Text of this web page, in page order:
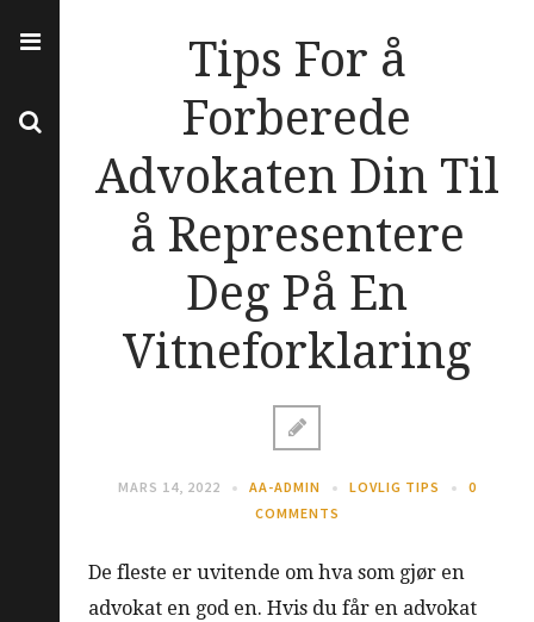
Tips For å
Forberede
Advokaten Din Til
å Representere
Deg På En
Vitneforklaring
MARS 14, 2022 AA-ADMIN LOVLIG TIPS
0
COMMENTS
De fleste er uvitende om hva som gjør en
advokat en god en. Hvis du får en advokat